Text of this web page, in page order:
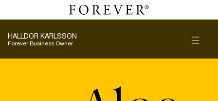
HALLDOR KARLSSON
Forever Business Owner ☰